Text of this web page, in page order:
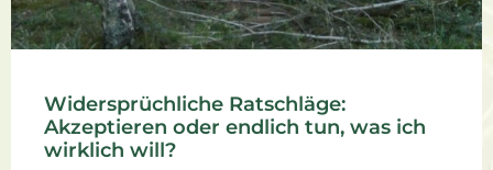
Widersprüchliche Ratschläge:
Akzeptieren oder endlich tun, was ich
wirklich will?